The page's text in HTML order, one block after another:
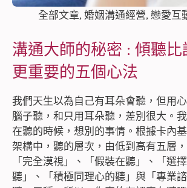
全部文章, 婚姻溝通經營, 戀愛互
溝通大師的秘密 : 傾聽比
更重要的五個心法
我們天生以為自己有耳朵會聽，但用
腦子聽，和只用耳朵聽，差別很大。
在聽的時候，想別的事情。根據卡內
架構中，聽的層次，由低到高有五層
「完全漠視」、「假裝在聽」、「選
聽」、「積極同理心的聽」與「專業